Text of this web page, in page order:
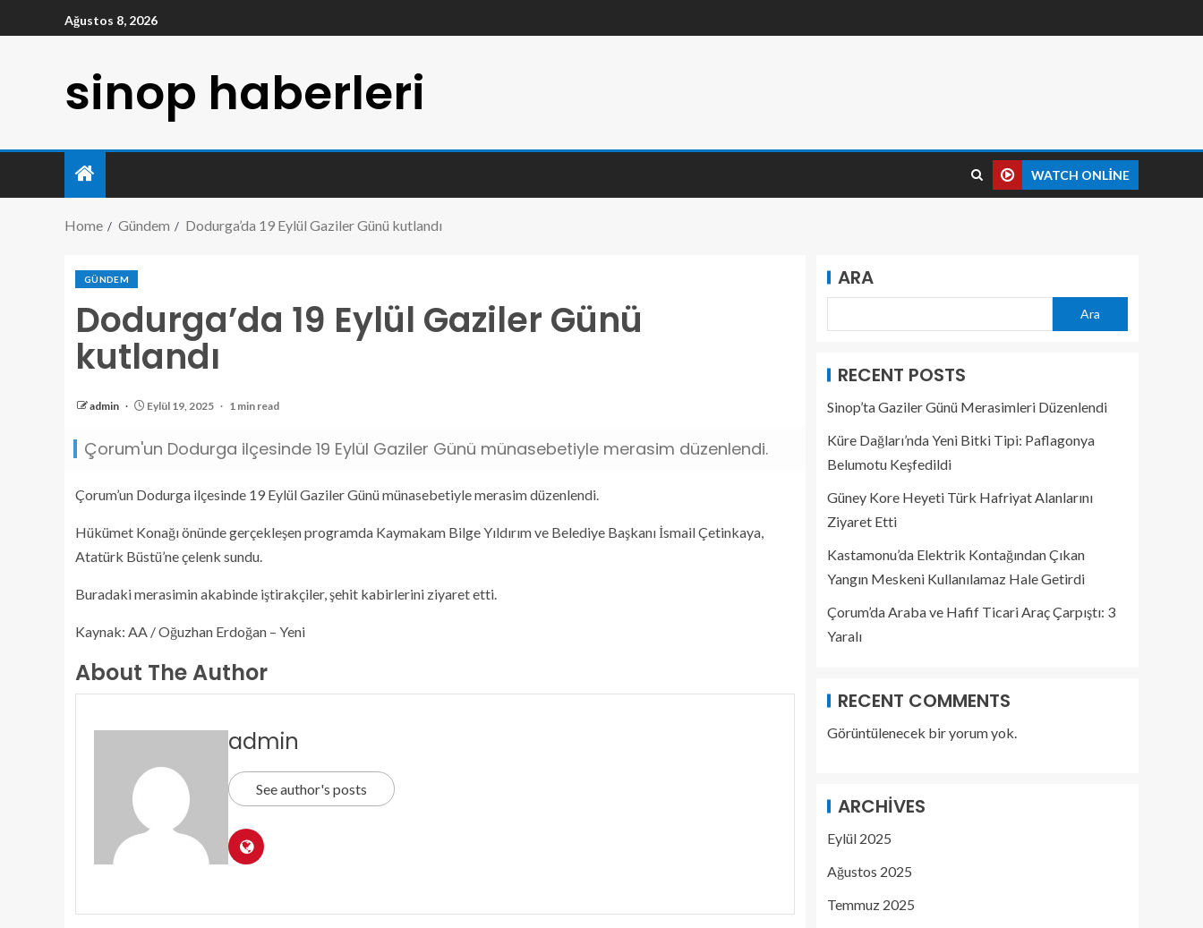
Ağustos 8, 2026
sinop haberleri
WATCH ONLINE
Home Gündem Dodurga’da 19 Eylül Gaziler Günü kutlandı
GÜNDEM
Dodurga’da 19 Eylül Gaziler Günü
kutlandı
admin Eylül 19, 2025 1 min read
Çorum'un Dodurga ilçesinde 19 Eylül Gaziler Günü münasebetiyle merasim düzenlendi.
Çorum’un Dodurga ilçesinde 19 Eylül Gaziler Günü münasebetiyle merasim düzenlendi.
Hükümet Konağı önünde gerçekleşen programda Kaymakam Bilge Yıldırım ve Belediye Başkanı İsmail Çetinkaya,
Atatürk Büstü’ne çelenk sundu.
Buradaki merasimin akabinde iştirakçiler, şehit kabirlerini ziyaret etti.
Kaynak: AA / Oğuzhan Erdoğan – Yeni
About The Author
admin
See author's posts
ARA
Ara
RECENT POSTS
Sinop’ta Gaziler Günü Merasimleri Düzenlendi
Küre Dağları’nda Yeni Bitki Tipi: Paflagonya
Belumotu Keşfedildi
Güney Kore Heyeti Türk Hafriyat Alanlarını
Ziyaret Etti
Kastamonu’da Elektrik Kontağından Çıkan
Yangın Meskeni Kullanılamaz Hale Getirdi
Çorum’da Araba ve Hafif Ticari Araç Çarpıştı: 3
Yaralı
RECENT COMMENTS
Görüntülenecek bir yorum yok.
ARCHIVES
Eylül 2025
Ağustos 2025
Temmuz 2025